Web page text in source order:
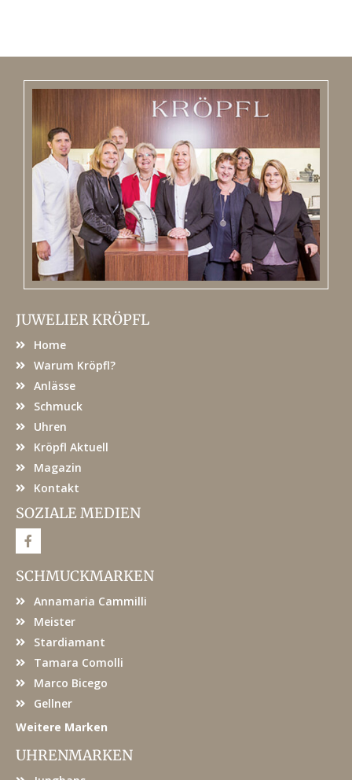
JUWELIER KRÖPFL
Home
Warum Kröpfl?
Anlässe
Schmuck
Uhren
Kröpfl Aktuell
Magazin
Kontakt
SOZIALE MEDIEN
F
a
e
b
o
SCHMUCKMARKEN
Annamaria Cammilli
Meister
Stardiamant
Tamara Comolli
Marco Bicego
Gellner
Weitere Marken
UHRENMARKEN